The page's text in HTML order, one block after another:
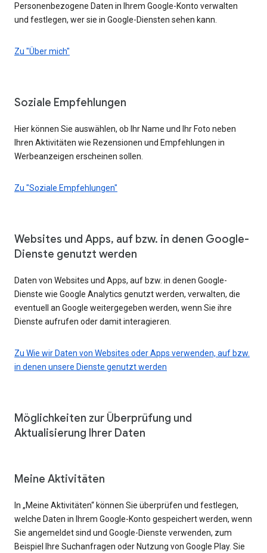
Personenbezogene Daten in Ihrem Google-Konto verwalten
und festlegen, wer sie in Google-Diensten sehen kann.
Zu "Über mich"
Soziale Empfehlungen
Hier können Sie auswählen, ob Ihr Name und Ihr Foto neben
Ihren Aktivitäten wie Rezensionen und Empfehlungen in
Werbeanzeigen erscheinen sollen.
Zu "Soziale Empfehlungen"
Websites und Apps, auf bzw. in denen Google-
Dienste genutzt werden
Daten von Websites und Apps, auf bzw. in denen Google-
Dienste wie Google Analytics genutzt werden, verwalten, die
eventuell an Google weitergegeben werden, wenn Sie ihre
Dienste aufrufen oder damit interagieren.
Zu Wie wir Daten von Websites oder Apps verwenden, auf bzw.
in denen unsere Dienste genutzt werden
Möglichkeiten zur Überprüfung und
Aktualisierung Ihrer Daten
Meine Aktivitäten
In „Meine Aktivitäten“ können Sie überprüfen und festlegen,
welche Daten in Ihrem Google-Konto gespeichert werden, wenn
Sie angemeldet sind und Google-Dienste verwenden, zum
Beispiel Ihre Suchanfragen oder Nutzung von Google Play. Sie